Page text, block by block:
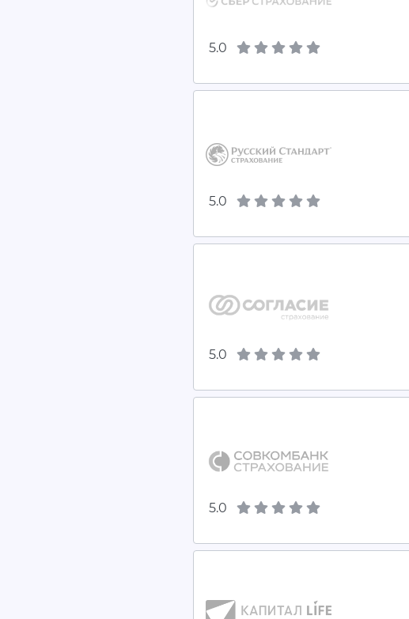
5.0
5.0
5.0
5.0